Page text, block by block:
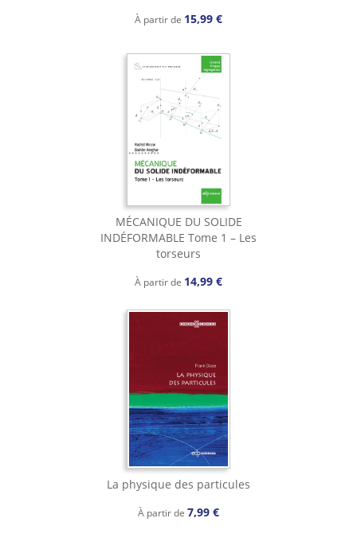
À partir de 15,99 €
MÉCANIQUE DU SOLIDE
INDÉFORMABLE Tome 1 – Les
torseurs
À partir de 14,99 €
La physique des particules
À partir de 7,99 €